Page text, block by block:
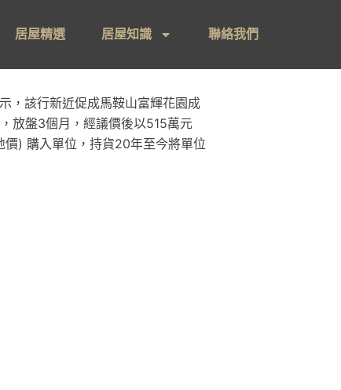
居屋精選 居屋知識 聯絡我們
，該行新近促成馬鞍山富輝花園成
放盤3個月，經議價後以515萬元
) 購入單位，持貨20年至今將單位